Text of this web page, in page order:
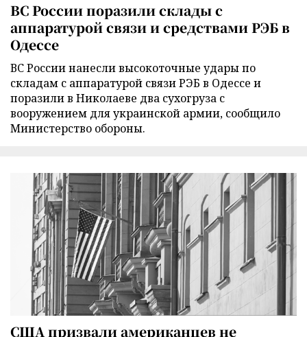
ВС России поразили склады с
аппаратурой связи и средствами РЭБ в
Одессе
ВС России нанесли высокоточные удары по
складам с аппаратурой связи РЭБ в Одессе и
поразили в Николаеве два сухогруза с
вооружением для украинской армии, сообщило
Министерство обороны.
США призвали американцев не